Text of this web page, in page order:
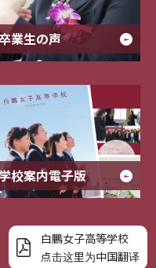
業生の声
校案内電子版
白鵬女子高等学校
点击这里为中国翻译